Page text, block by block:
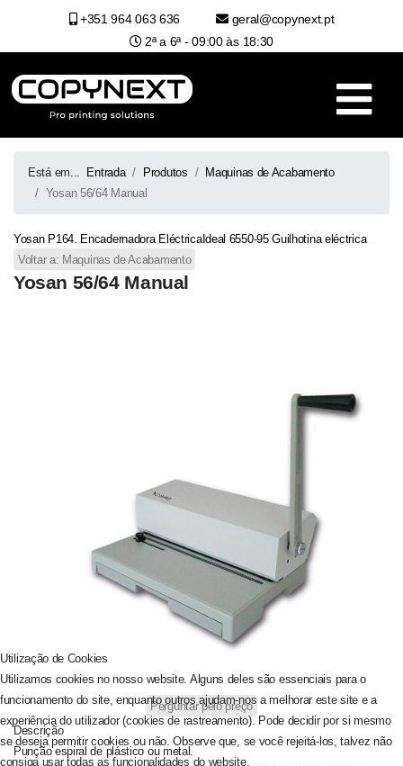
+351 964 063 636
geral@copynext.pt
2ª a 6ª - 09:00 às 18:30
Está em... Entrada Produtos
Maquinas de Acabamento
Yosan 56/64 Manual
Yosan P164. Encadernadora EléctricaIdeal 6550-95 Guilhotina eléctrica
Voltar a: Maquinas de Acabamento
Yosan 56/64 Manual
Perguntar pelo preço
Descrição
Punção espiral de plástico ou metal.
Utilização de Cookies
Utilizamos cookies no nosso website. Alguns deles são essenciais para o
funcionamento do site, enquanto outros ajudam-nos a melhorar este site e a
experiência do utilizador (cookies de rastreamento). Pode decidir por si mesmo
se deseja permitir cookies ou não. Observe que, se você rejeitá-los, talvez não
consiga usar todas as funcionalidades do website.